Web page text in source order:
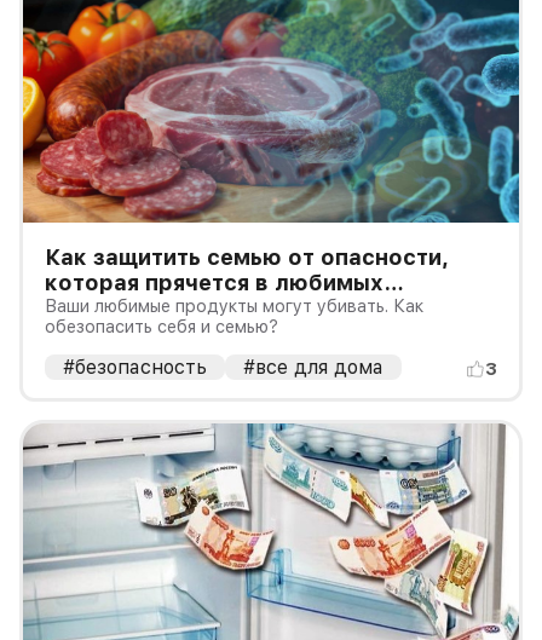
Как защитить семью от опасности,
которая прячется в любимых
продуктах?
Ваши любимые продукты могут убивать. Как
обезопасить себя и семью?
#безопасность #все для дома 3